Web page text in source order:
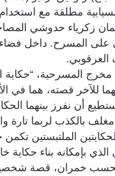
مطلقة مع
زكرياء حدوشي
على المسرح. داخل
المسرحية، “حكاية
للآخر قصته، هما في
أن نفرز بينهما
بالكذب لربما تارة
الملتبستين تكمن
الذي بإمكانه بناء حكاية
بحسب خمران، قصة